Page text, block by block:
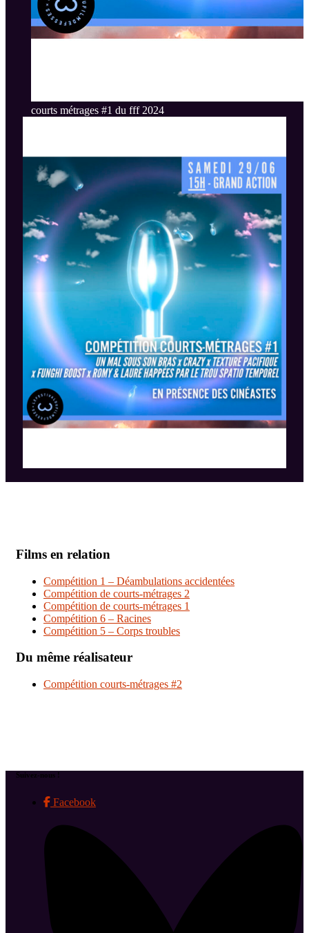
courts métrages #1 du fff 2024
Films en relation
Compétition 1 – Déambulations accidentées
Compétition de courts-métrages 2
Compétition de courts-métrages 1
Compétition 6 – Racines
Compétition 5 – Corps troubles
Du même réalisateur
Compétition courts-métrages #2
Suivez-nous !
Facebook